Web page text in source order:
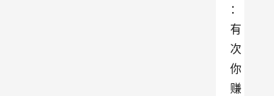
：
有
次
你
赚